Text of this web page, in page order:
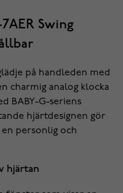
Swing
på handleden med
charmig analog klocka
BABY-G-seriens
hjärtdesignen gör
personlig och
hjärtan